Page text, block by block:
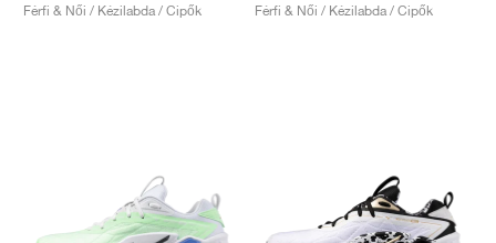
Férfi & Női / Kézilabda / Cipők
Férfi & Női / Kézilabda / Cipők